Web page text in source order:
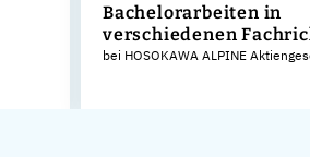
Bachelorarbeiten in
verschiedenen
bei HOSOKAWA ALPINE